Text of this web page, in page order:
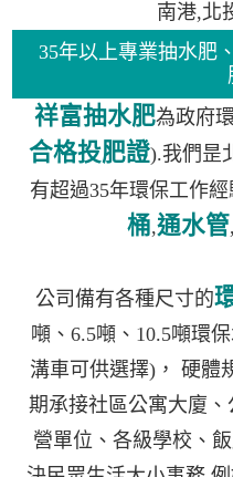
南港,北
35年以上專業抽水肥
祥富抽水肥為政府
合格投肥證).我們昰
有超過35年環保工作
桶,通水管,
公司備有各種尺寸的
噸、6.5噸、10.5噸環
溝車可供選擇)， 硬體
期承接社區公寓大廈
營單位、各級學校、